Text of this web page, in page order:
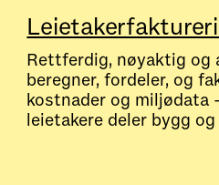
Rettferdig, nøyaktig og
beregner, fordeler, og
kostnader og miljødata
leietakere deler bygg